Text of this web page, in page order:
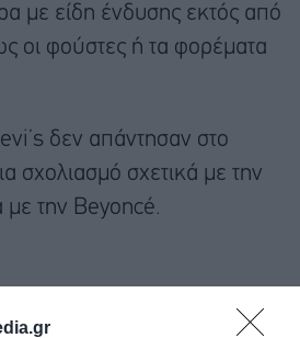
με είδη ένδυσης εκτός από
οι φούστες ή τα φορέματα
δεν απάντησαν στο
σχολιασμό σχετικά με την
με την Beyoncé.